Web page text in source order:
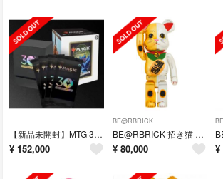
【新品未開封】MTG 30th anniversary edition 即日発送
¥ 152,000
BE@RBRICK
BE@RBRICK 招き猫 千万両金×開運銀 1000%
¥ 80,000 ¥